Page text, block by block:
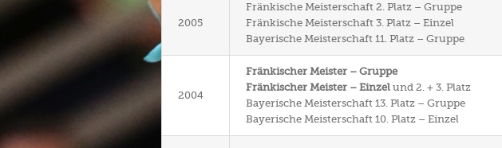
2005
Fränkische Meisterschaft 2. Platz – Gruppe
Fränkische Meisterschaft 3. Platz – Einzel
Bayerische Meisterschaft 11. Platz – Gruppe
2004
Fränkischer Meister – Gruppe
Fränkischer Meister – Einzel und 2. + 3. Platz
Bayerische Meisterschaft 13. Platz – Gruppe
Bayerische Meisterschaft 10. Platz – Einzel